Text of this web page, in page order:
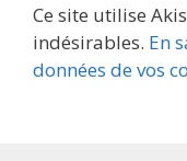
Ce site utilise
indésirables. En
données de vos